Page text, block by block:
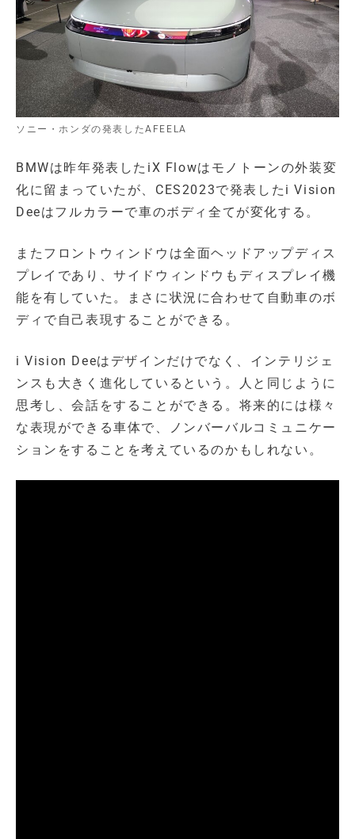
ソニー・ホンダの発表したAFEELA
BMWは昨年発表したiX Flowはモノトーンの外装変
化に留まっていたが、CES2023で発表したi Vision
Deeはフルカラーで車のボディ全てが変化する。
またフロントウィンドウは全面ヘッドアップディス
プレイであり、サイドウィンドウもディスプレイ機
能を有していた。まさに状況に合わせて自動車のボ
ディで自己表現することができる。
i Vision Deeはデザインだけでなく、インテリジェ
ンスも大きく進化しているという。人と同じように
思考し、会話をすることができる。将来的には様々
な表現ができる車体で、ノンバーバルコミュニケー
ションをすることを考えているのかもしれない。